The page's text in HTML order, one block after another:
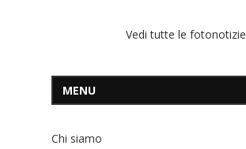
Vedi tutte le fotonotizie
MENU
Chi siamo